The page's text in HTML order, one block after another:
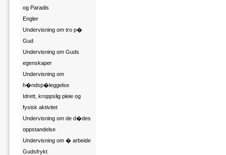
og Paradis
Engler
Undervisning om tro p�
Gud
Undervisning om Guds
egenskaper
Undervisning om
h�ndsp�leggelse
Idrett, kroppslig pleie og
fysisk aktivitet
Undervisning om de d�des
oppstandelse
Undervisning om � arbeide
Gudsfrykt